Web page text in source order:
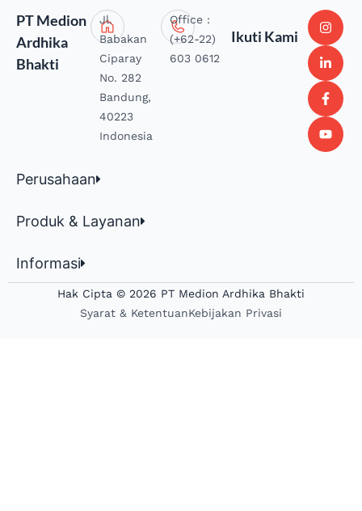
PT Medion
Ardhika
Bhakti
Jl.
Babakan
Ciparay
No. 282
Bandung,
40223
Indonesia
Office :
(+62-22)
603 0612
Ikuti Kami
Perusahaan
Produk & Layanan
Informasi
Hak Cipta © 2026 PT Medion Ardhika Bhakti
Syarat & KetentuanKebijakan Privasi